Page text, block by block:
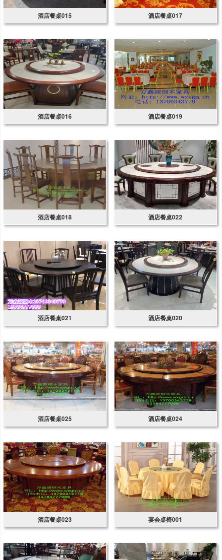
酒店餐桌015 酒店餐桌017
酒店餐桌016 酒店餐桌019
酒店餐桌018 酒店餐桌022
酒店餐桌021 酒店餐桌020
酒店餐桌025 酒店餐桌024
酒店餐桌023 宴会桌椅001